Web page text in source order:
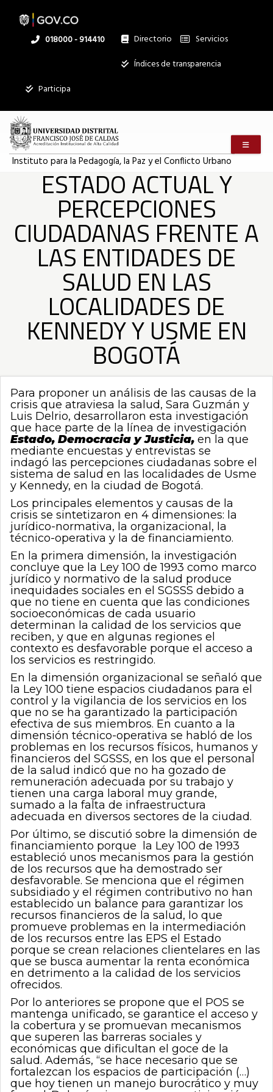
contenido
Linea
018000 - 914410 Directorio
Institucional
Servicios
Índices de transparencia
Participa
Instituto para la Pedagogía, la Paz y el Conflicto Urbano
ESTADO ACTUAL Y
PERCEPCIONES
CIUDADANAS FRENTE A
LAS ENTIDADES DE
SALUD EN LAS
LOCALIDADES DE
KENNEDY Y USME EN
BOGOTÁ
registros
Buscar:
Servicios
Ningún dato
disponible en
Mostrando
registros
Para proponer un análisis de las causas de la
crisis que atraviesa la salud, Sara Guzmán y
Luis Delrio, desarrollaron esta investigación
que hace parte de la línea de investigación
Estado, Democracia y Justicia, en la que
mediante encuestas y entrevistas se
indagó las percepciones ciudadanas sobre el
sistema de salud en las localidades de Usme
y Kennedy, en la ciudad de Bogotá.
Los principales elementos y causas de la
crisis se sintetizaron en 4 dimensiones: la
jurídico-normativa, la organizacional, la
técnico-operativa y la de financiamiento.
En la primera dimensión, la investigación
concluye que la Ley 100 de 1993 como marco
jurídico y normativo de la salud produce
inequidades sociales en el SGSSS debido a
que no tiene en cuenta que las condiciones
socioeconómicas de cada usuario
determinan la calidad de los servicios que
reciben, y que en algunas regiones el
contexto es desfavorable porque el acceso a
los servicios es restringido.
En la dimensión organizacional se señaló que
la Ley 100 tiene espacios ciudadanos para el
control y la vigilancia de los servicios en los
que no se ha garantizado la participación
efectiva de sus miembros. En cuanto a la
dimensión técnico-operativa se habló de los
problemas en los recursos físicos, humanos y
financieros del SGSSS, en los que el personal
de la salud indicó que no ha gozado de
remuneración adecuada por su trabajo y
tienen una carga laboral muy grande,
sumado a la falta de infraestructura
adecuada en diversos sectores de la ciudad.
Por último, se discutió sobre la dimensión de
financiamiento porque la Ley 100 de 1993
estableció unos mecanismos para la gestión
de los recursos que ha demostrado ser
desfavorable. Se menciona que el régimen
subsidiado y el régimen contributivo no han
establecido un balance para garantizar los
recursos financieros de la salud, lo que
promueve problemas en la intermediación
de los recursos entre las EPS el Estado
porque se crean relaciones clientelares en las
que se busca aumentar la renta económica
en detrimento a la calidad de los servicios
ofrecidos.
Por lo anteriores se propone que el POS se
mantenga unificado, se garantice el acceso y
la cobertura y se promuevan mecanismos
que superen las barreras sociales y
económicas que dificultan el goce de la
salud. Además, “se hace necesario que se
fortalezcan los espacios de participación (…)
que hoy tienen un manejo burocrático y muy